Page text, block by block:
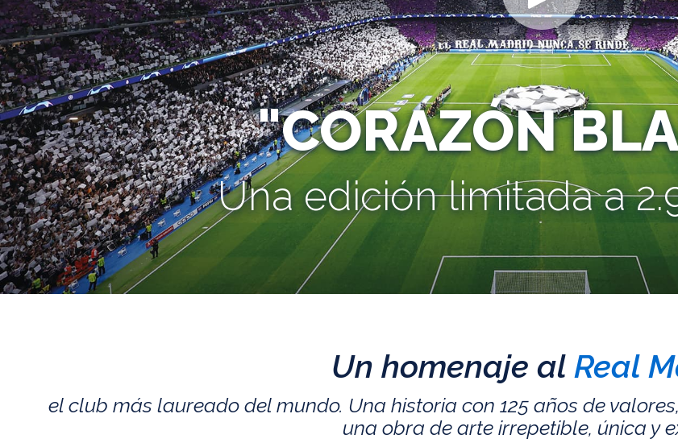
"CORAZÓN
Una edición limitada a
Un homenaje al Real
el club más laureado del mundo. Una historia con 125 años de
una obra de arte irrepetible, única y